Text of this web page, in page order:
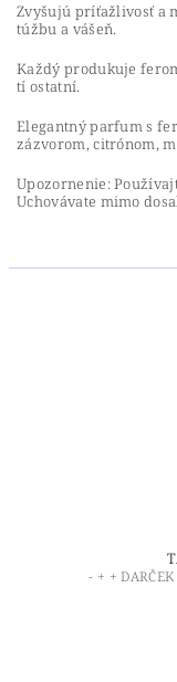
Zvyšujú príťažlivosť a
túžbu a vášeň.
Každý produkuje
tí ostatní.
Elegantný parfum s
zázvorom, citrónom,
Upozornenie:
Uchovávate mimo
- + +